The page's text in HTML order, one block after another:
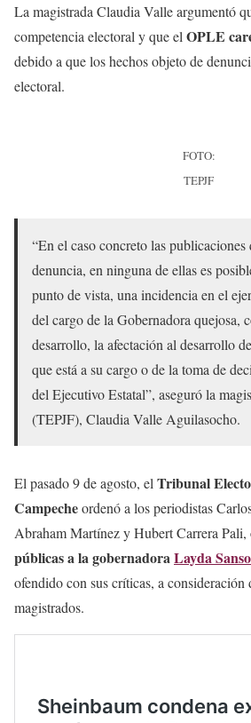
La magistrada Claudia Valle argumentó
competencia electoral y que el OPLE
debido a que los hechos objeto de
electoral.
FOTO:
TEPJF
“En el caso concreto las
denuncia, en ninguna de ellas es
punto de vista, una incidencia en el
del cargo de la Gobernadora quejosa,
desarrollo, la afectación al desarrollo
que está a su cargo o de la toma de
del Ejecutivo Estatal”, aseguró la
(TEPJF), Claudia Valle Aguilasocho.
El pasado 9 de agosto, elTribunal
Campecheordenó a los periodistas
Abraham Martínez y Hubert Carrera Pali,
públicas a la gobernadoraLayda
ofendido con sus críticas, a consideración
magistrados.